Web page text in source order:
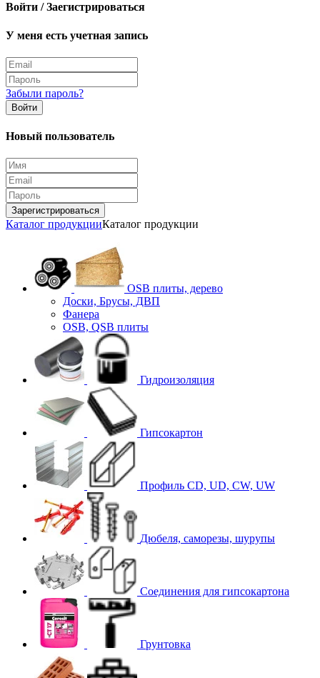
Войти / Заегистрироваться
У меня есть учетная запись
Забыли пароль?
Войти
Новый пользователь
Зарегистрироваться
Каталог продукцииКаталог продукции
OSB плиты, дерево
Доски, Брусы, ДВП
Фанера
OSB, QSB плиты
Гидроизоляция
Гипсокартон
Профиль CD, UD, CW, UW
Дюбеля, саморезы, шурупы
Соединения для гипcокартона
Грунтовка